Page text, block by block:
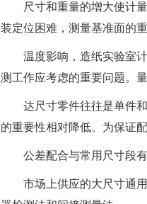
尺寸和重量的增大使计
装定位困难，测量基准面的
温度影响， 造纸实验室
测工作应考虑的重要问题。
达尺寸零件往往是单件
的重要性相对降低。为保证
公差配合与常用尺寸段有
市场上供应的大尺寸通